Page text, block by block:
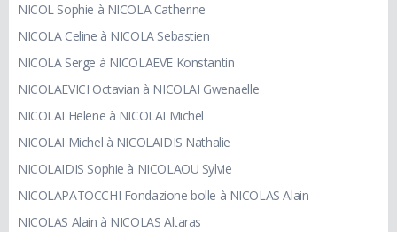
NICOL Sophie à NICOLA Catherine
NICOLA Celine à NICOLA Sebastien
NICOLA Serge à NICOLAEVE Konstantin
NICOLAEVICI Octavian à NICOLAI Gwenaelle
NICOLAI Helene à NICOLAI Michel
NICOLAI Michel à NICOLAIDIS Nathalie
NICOLAIDIS Sophie à NICOLAOU Sylvie
NICOLAPATOCCHI Fondazione bolle à NICOLAS Alain
NICOLAS Alain à NICOLAS Altaras